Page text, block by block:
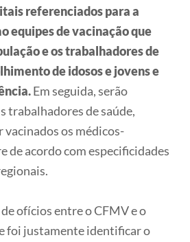
referenciados para a
equipes de vacinação que
e os trabalhadores de
de idosos e jovens e
Em seguida, serão
trabalhadores de saúde,
vacinados os médicos-
de acordo com especificidades
ofícios entre o CFMV e o
foi justamente identificar o